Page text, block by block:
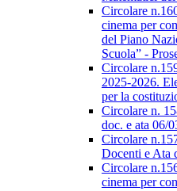
Circolare
cinema per
del Piano
Scuola” -
Circolare
2025-2026.
per la
Circolare n.
doc. e ata 06/
Circolare
Docenti e Ata
Circolare
cinema per